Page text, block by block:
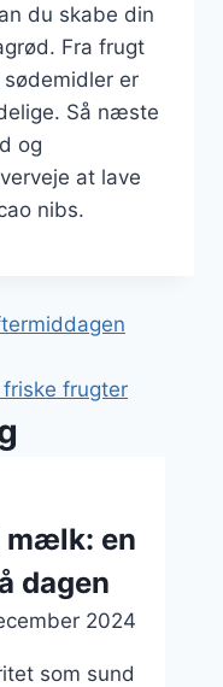
du skabe din
Fra frugt
er
Så næste
og
at lave
nibs.
frugter
mælk: en
dagen
2024
som sund